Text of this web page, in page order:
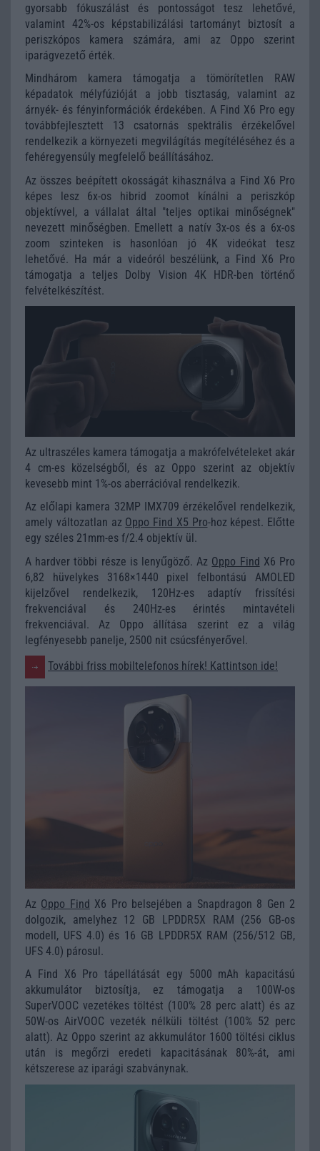
gyorsabb fókuszálást és pontosságot tesz lehetővé,
valamint 42%-os képstabilizálási tartományt biztosít a
periszkópos kamera számára, ami az Oppo szerint
iparágvezető érték.
Mindhárom kamera támogatja a tömörítetlen RAW
képadatok mélyfúzióját a jobb tisztaság, valamint az
árnyék- és fényinformációk érdekében. A Find X6 Pro egy
továbbfejlesztett 13 csatornás spektrális érzékelővel
rendelkezik a környezeti megvilágítás megítéléséhez és a
fehéregyensúly megfelelő beállításához.
Az összes beépített okosságát kihasználva a Find X6 Pro
képes lesz 6x-os hibrid zoomot kínálni a periszkóp
objektívvel, a vállalat által "teljes optikai minőségnek"
nevezett minőségben. Emellett a natív 3x-os és a 6x-os
zoom szinteken is hasonlóan jó 4K videókat tesz
lehetővé. Ha már a videóról beszélünk, a Find X6 Pro
támogatja a teljes Dolby Vision 4K HDR-ben történő
felvételkészítést.
Az ultraszéles kamera támogatja a makrófelvételeket akár
4 cm-es közelségből, és az Oppo szerint az objektív
kevesebb mint 1%-os aberrációval rendelkezik.
Az előlapi kamera 32MP IMX709 érzékelővel rendelkezik,
amely változatlan az Oppo Find X5 Pro-hoz képest. Előtte
egy széles 21mm-es f/2.4 objektív ül.
A hardver többi része is lenyűgöző. Az Oppo Find X6 Pro
6,82 hüvelykes 3168×1440 pixel felbontású AMOLED
kijelzővel rendelkezik, 120Hz-es adaptív frissítési
frekvenciával és 240Hz-es érintés mintavételi
frekvenciával. Az Oppo állítása szerint ez a világ
legfényesebb panelje, 2500 nit csúcsfényerővel.
További friss mobiltelefonos hírek! Kattintson ide!
Az Oppo Find X6 Pro belsejében a Snapdragon 8 Gen 2
dolgozik, amelyhez 12 GB LPDDR5X RAM (256 GB-os
modell, UFS 4.0) és 16 GB LPDDR5X RAM (256/512 GB,
UFS 4.0) párosul.
A Find X6 Pro tápellátását egy 5000 mAh kapacitású
akkumulátor biztosítja, ez támogatja a 100W-os
SuperVOOC vezetékes töltést (100% 28 perc alatt) és az
50W-os AirVOOC vezeték nélküli töltést (100% 52 perc
alatt). Az Oppo szerint az akkumulátor 1600 töltési ciklus
után is megőrzi eredeti kapacitásának 80%-át, ami
kétszerese az iparági szabványnak.